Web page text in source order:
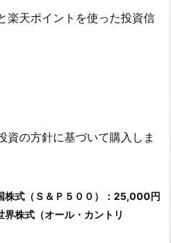
楽天ポイントを使った投資信
資の方針に基づいて購入しま
株式（Ｓ＆Ｐ５００）：25,000円
界株式（オール・カントリ